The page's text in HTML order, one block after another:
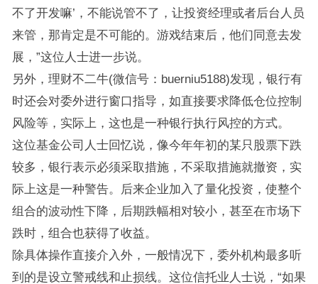
不了开发嘛’，不能说管不了，让投资经理或者后台人员
来管，那肯定是不可能的。游戏结束后，他们同意去发
展，”这位人士进一步说。
另外，理财不二牛(微信号：buerniu5188)发现，银行有
时还会对委外进行窗口指导，如直接要求降低仓位控制
风险等，实际上，这也是一种银行执行风控的方式。
这位基金公司人士回忆说，像今年年初的某只股票下跌
较多，银行表示必须采取措施，不采取措施就撤资，实
际上这是一种警告。后来企业加入了量化投资，使整个
组合的波动性下降，后期跌幅相对较小，甚至在市场下
跌时，组合也获得了收益。
除具体操作直接介入外，一般情况下，委外机构最多听
到的是设立警戒线和止损线。这位信托业人士说，“如果